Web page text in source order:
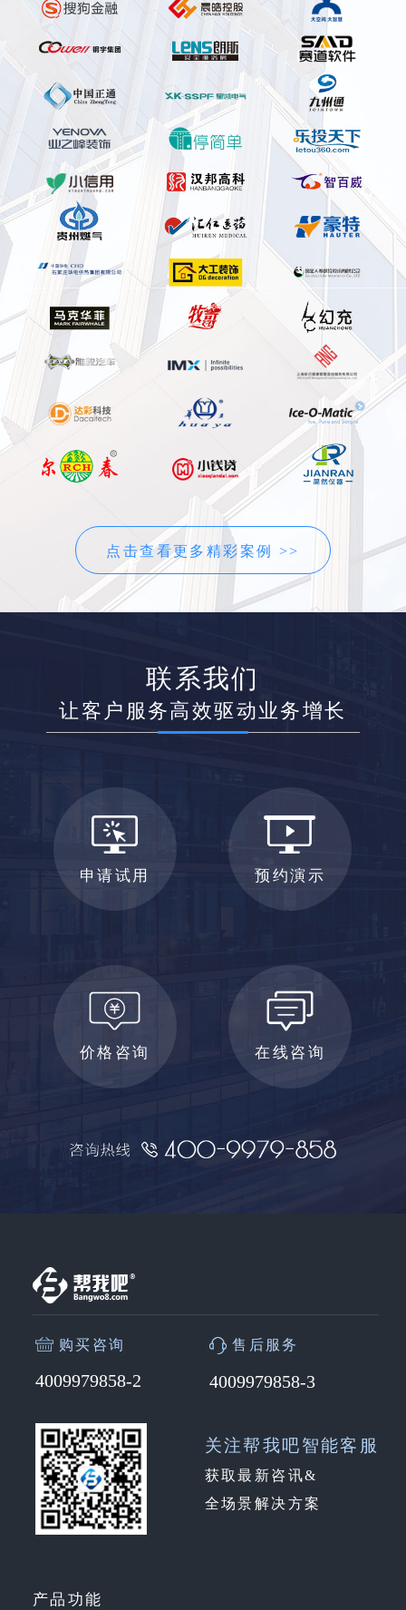
点击查看更多精彩案例 >>
联系我们
让客户服务高效驱动业务增长
申请试用 预约演示
价格咨询 在线咨询
购买咨询
4009979858-2
售后服务
4009979858-3
关注帮我吧智能客服
获取最新咨讯&
全场景解决方案
产品功能